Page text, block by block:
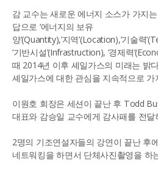
감 교수는 새로운 에너지 소스가 가지
답으로 ‘에너지의 보유
양’(Quantity),’지역’(Location),’기술력
‘기반시설’(Infrastruction), ‘경제력
때 2014년 이후 셰일가스의 미래는 밝
셰일가스에 대한 관심을 지속적으로
이원호 회장은 세션이 끝난 후 Todd
대표와 감승일 교수에게 감사패를 전달
2명의 기조연설자들의 강연이 끝난 후
네트워킹을 하면서 단체사진촬영을 하